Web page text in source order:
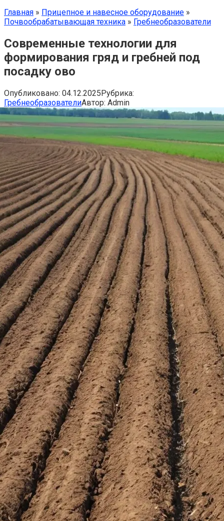
Главная » Прицепное и навесное оборудование »
Почвообрабатывающая техника » Гребнеобразователи
Современные технологии для
формирования гряд и гребней под
посадку ово
Опубликовано: 04.12.2025Рубрика:
ГребнеобразователиАвтор: Admin